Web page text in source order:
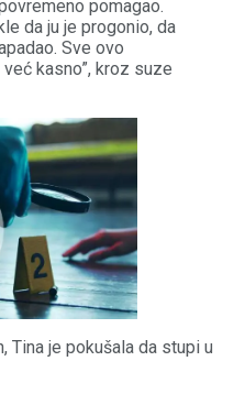
pomagao.
da ju je progonio, da
Sve ovo
kasno”, kroz suze
Tina je pokušala da stupi u